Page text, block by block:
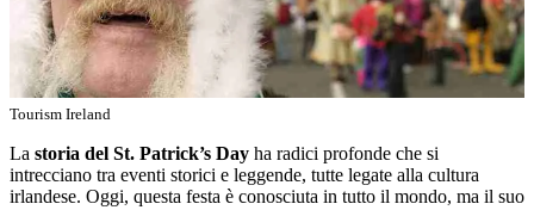
Tourism Ireland
La storia del St. Patrick’s Day ha radici profonde che si
intrecciano tra eventi storici e leggende, tutte legate alla cultura
irlandese. Oggi, questa festa è conosciuta in tutto il mondo, ma il suo